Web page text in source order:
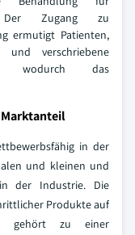
Der Zugang zu
ermutigt Patienten,
und verschriebene
wodurch das
in der
und kleinen und
der Industrie. Die
Produkte auf
gehört zu einer